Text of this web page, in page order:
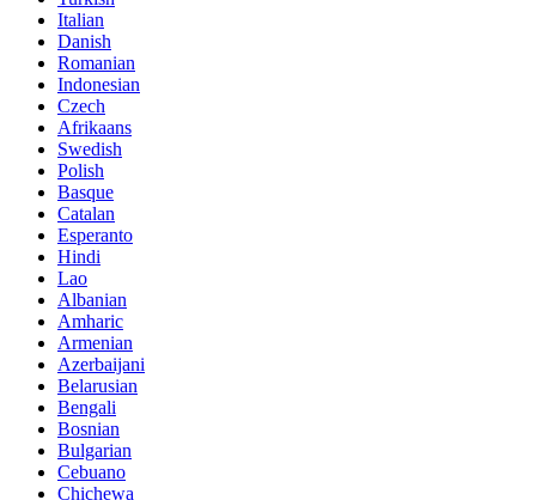
Italian
Danish
Romanian
Indonesian
Czech
Afrikaans
Swedish
Polish
Basque
Catalan
Esperanto
Hindi
Lao
Albanian
Amharic
Armenian
Azerbaijani
Belarusian
Bengali
Bosnian
Bulgarian
Cebuano
Chichewa